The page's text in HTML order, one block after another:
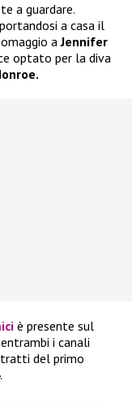
a guardare.
a casa il
aJennifer
optato per la diva
è presente sul
i canali
del primo
.